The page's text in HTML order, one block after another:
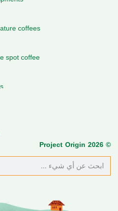
© Project Origin 2026